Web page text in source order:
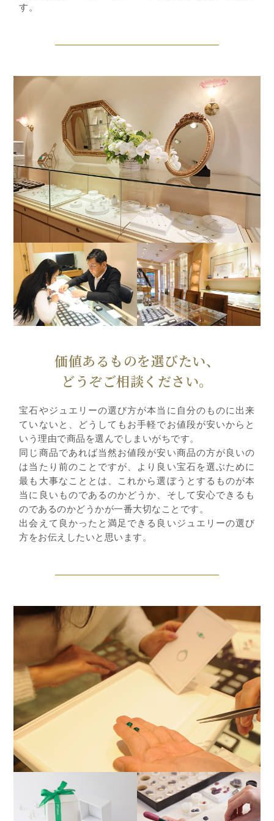
す。
価値あるものを選びたい、
どうぞご相談ください。
宝石やジュエリーの選び方が本当に自分のものに出来
ていないと、どうしてもお手軽でお値段が安いからと
いう理由で商品を選んでしまいがちです。
同じ商品であれば当然お値段が安い商品の方が良いの
は当たり前のことですが、より良い宝石を選ぶために
最も大事なこととは、これから選ぼうとするものが本
当に良いものであるのかどうか、そして安心できるも
のであるのかどうかが一番大切なことです。
出会えて良かったと満足できる良いジュエリーの選び
方をお伝えしたいと思います。